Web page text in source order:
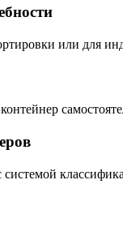
или для
системой